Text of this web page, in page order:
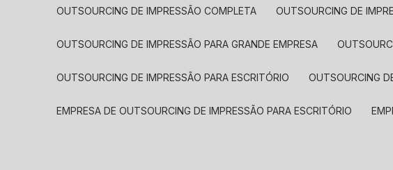
OUTSOURCING DE IMPRESSÃO COMPLETA OUTSOURCING DE
OUTSOURCING DE IMPRESSÃO PARA GRANDE EMPRESA
OUTSOURCING DE IMPRESSÃO PARA ESCRITÓRIO OUTSOURCING
EMPRESA DE OUTSOURCING DE IMPRESSÃO PARA ESCRITÓRIO